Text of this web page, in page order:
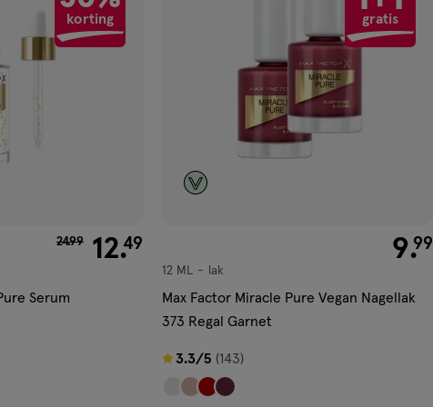
korting
van € 24.99 voor € 12.49
24.99 12.49
Serum
gratis
€ 9.99
9.99
lak
12 ML lak
Max Factor Miracle Pure Vegan Nagellak
373 Regal Garnet
3.3/5 (143)
3.3
van